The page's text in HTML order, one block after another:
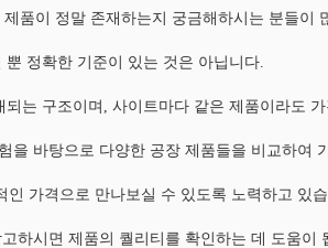
품이 정말 존재하는지 궁금해하시는 분들이
정확한 기준이 있는 것은 아닙니다.
는 구조이며, 사이트마다 같은 제품이라도
바탕으로 다양한 공장 제품들을 비교하여
가격으로 만나보실 수 있도록 노력하고 있습
하시면 제품의 퀄리티를 확인하는 데 도움이